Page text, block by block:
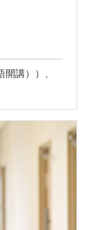
講））、